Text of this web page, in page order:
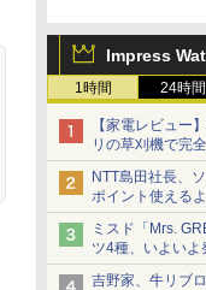
Impress
1時間 24時間
【家電レビュー
リの草刈機で完
NTT島田社長、
ポイント使えるよ
ミスド「Mrs.
ツ4種、いよいよ
吉野家、牛リブ